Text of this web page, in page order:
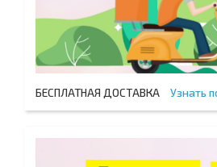
БЕСПЛАТНАЯ ДОСТАВКА Узнать